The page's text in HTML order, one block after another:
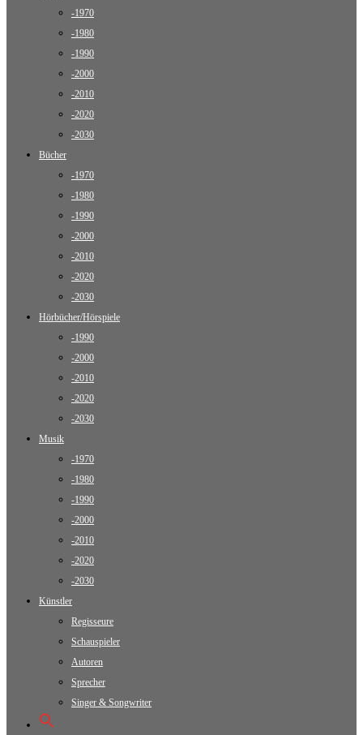
-1970
-1980
-1990
-2000
-2010
-2020
-2030
Bücher
-1970
-1980
-1990
-2000
-2010
-2020
-2030
Hörbücher/Hörspiele
-1990
-2000
-2010
-2020
-2030
Musik
-1970
-1980
-1990
-2000
-2010
-2020
-2030
Künstler
Regisseure
Schauspieler
Autoren
Sprecher
Singer & Songwriter